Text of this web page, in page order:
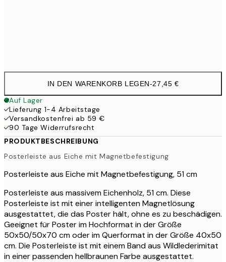
IN DEN WARENKORB LEGEN-27,45 €
Auf Lager
Lieferung 1-4 Arbeitstage
Versandkostenfrei ab 59 €
90 Tage Widerrufsrecht
PRODUKTBESCHREIBUNG
Posterleiste aus Eiche mit Magnetbefestigung
Posterleiste aus Eiche mit Magnetbefestigung, 51 cm
Posterleiste aus massivem Eichenholz, 51 cm. Diese
Posterleiste ist mit einer intelligenten Magnetlösung
ausgestattet, die das Poster hält, ohne es zu beschädigen.
Geeignet für Poster im Hochformat in der Größe
50x50/50x70 cm oder im Querformat in der Größe 40x50
cm. Die Posterleiste ist mit einem Band aus Wildlederimitat
in einer passenden hellbraunen Farbe ausgestattet.